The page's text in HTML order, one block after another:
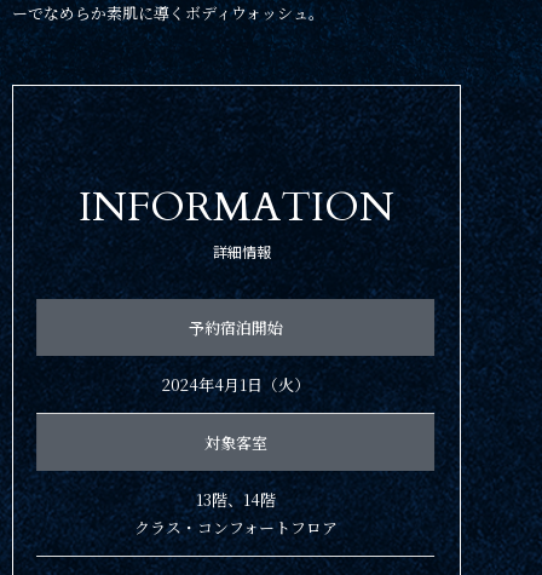
検索窓を閉じる
新幹線付き
ーでなめらか素肌に導くボディウォッシュ。
INFORMATION
詳細情報
予約宿泊開始
2024年4月1日（火）
対象客室
13階、14階
クラス・コンフォートフロア